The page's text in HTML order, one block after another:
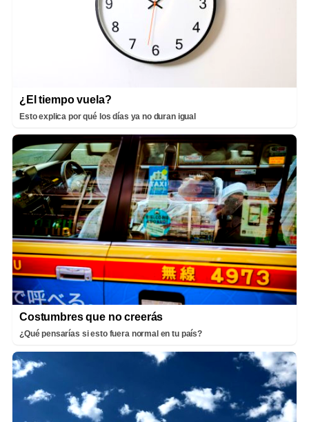
¿El tiempo vuela?
Esto explica por qué los días ya no duran igual
Costumbres que no creerás
¿Qué pensarías si esto fuera normal en tu país?